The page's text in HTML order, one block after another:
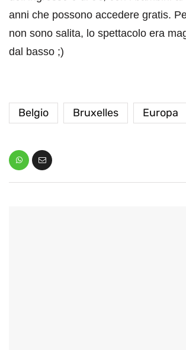
anni che possono accedere gratis.
non sono salita, lo spettacolo era
dal basso ;)
Belgio Bruxelles Europa